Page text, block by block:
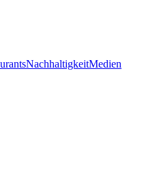
NachhaltigkeitMedien